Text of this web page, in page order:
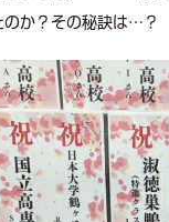
のか？その秘訣は…？